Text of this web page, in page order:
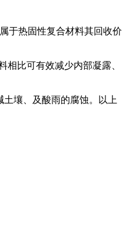
于热固性复合材料其回收价
比可有效减少内部凝露、
壤、及酸雨的腐蚀。以上